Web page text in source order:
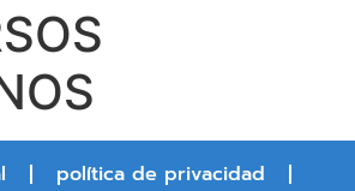
política de privacidad